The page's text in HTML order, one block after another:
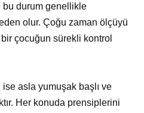
bu durum genellikle
olur. Çoğu zaman ölçüyü
çocuğun sürekli kontrol
asla yumuşak başlı ve
Her konuda prensiplerini